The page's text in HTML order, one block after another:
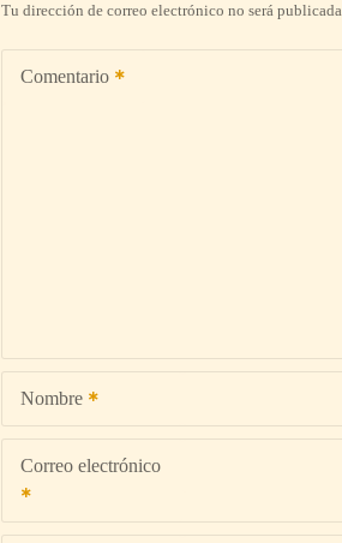
Tu dirección de correo electrónico no será publicada.
Comentario
Nombre
Correo electrónico